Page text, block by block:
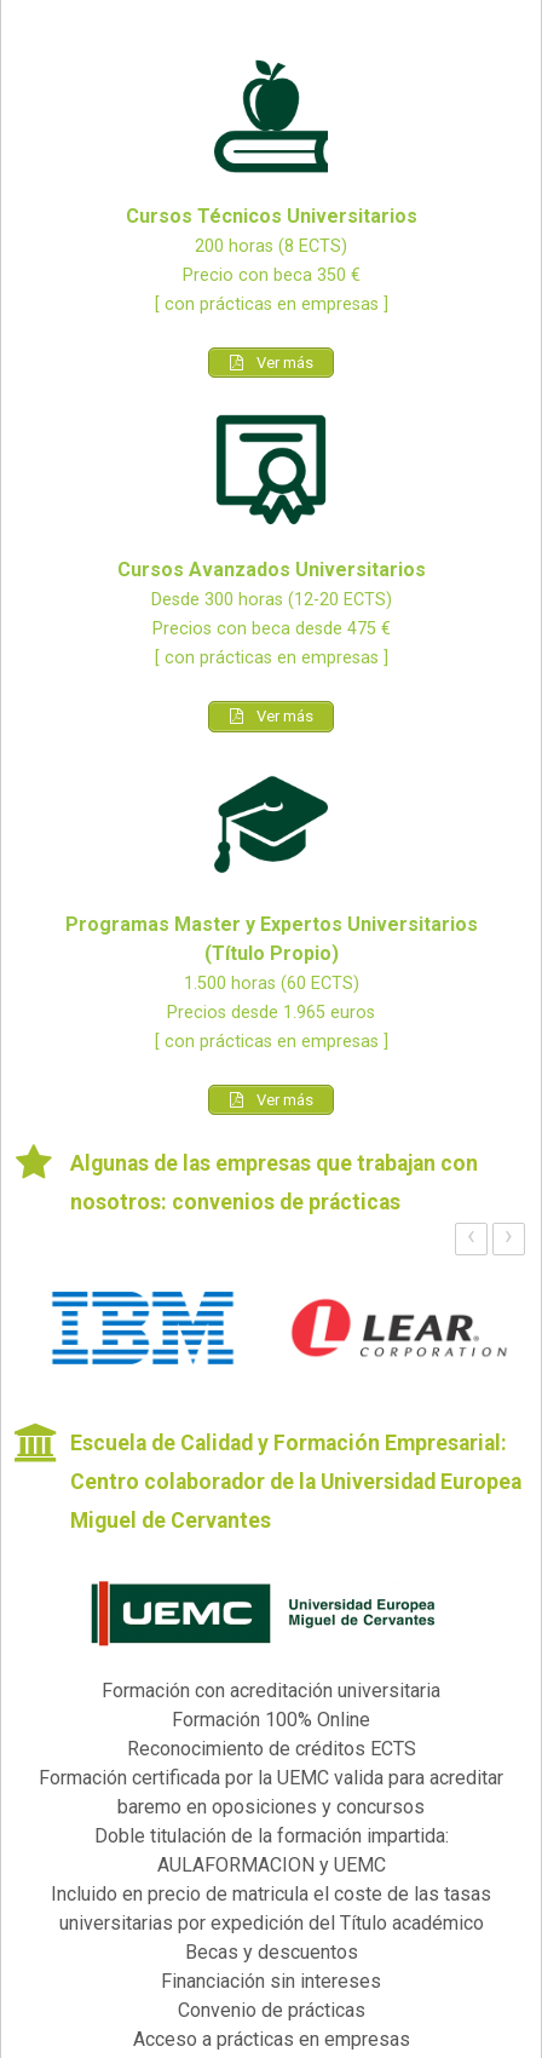
Cursos Técnicos Universitarios
200 horas (8 ECTS)
Precio con beca 350 €
[ con prácticas en empresas ]
Ver más
Cursos Avanzados Universitarios
Desde 300 horas (12-20 ECTS)
Precios con beca desde 475 €
[ con prácticas en empresas ]
Ver más
Programas Master y Expertos Universitarios
(Título Propio)
1.500 horas (60 ECTS)
Precios desde 1.965 euros
[ con prácticas en empresas ]
Ver más
Algunas de las empresas que trabajan con
nosotros: convenios de prácticas
‹ ›
Escuela de Calidad y Formación Empresarial:
Centro colaborador de la Universidad Europea
Miguel de Cervantes
Formación con acreditación universitaria
Formación 100% Online
Reconocimiento de créditos ECTS
Formación certificada por la UEMC valida para acreditar
baremo en oposiciones y concursos
Doble titulación de la formación impartida:
AULAFORMACION y UEMC
Incluido en precio de matricula el coste de las tasas
universitarias por expedición del Título académico
Becas y descuentos
Financiación sin intereses
Convenio de prácticas
Acceso a prácticas en empresas